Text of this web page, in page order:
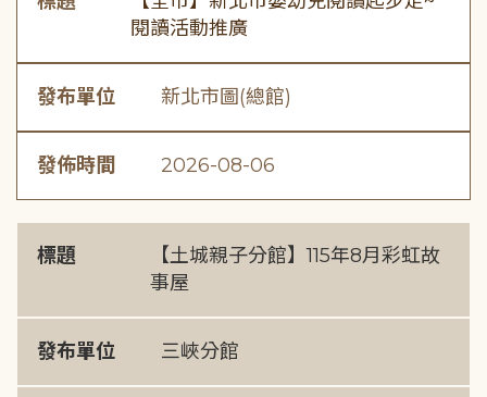
閱讀活動推廣
發布單位 新北市圖(總館)
發佈時間 2026-08-06
標題
【土城親子分館】115年8月彩虹故
事屋
發布單位 三峽分館